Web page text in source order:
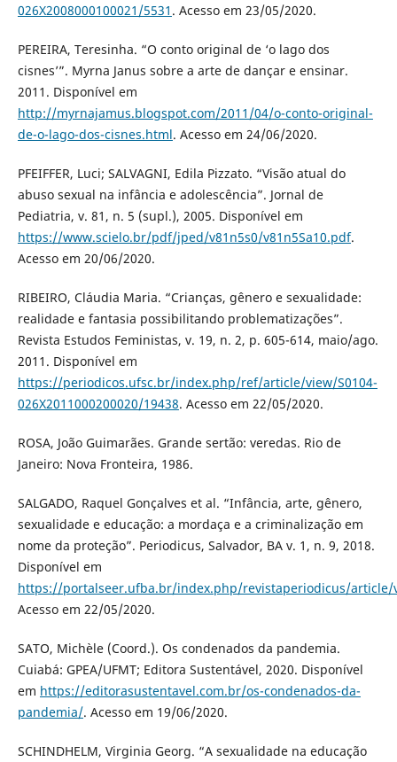
026X2008000100021/5531 . Acesso em 23/05/2020.
PEREIRA, Teresinha. “O conto original de ‘o lago dos
cisnes’”. Myrna Janus sobre a arte de dançar e ensinar.
2011. Disponível em
http://myrnajamus.blogspot.com/2011/04/o-conto-original-
de-o-lago-dos-cisnes.html. Acesso em 24/06/2020.
PFEIFFER, Luci; SALVAGNI, Edila Pizzato. “Visão atual do
abuso sexual na infância e adolescência”. Jornal de
Pediatria, v. 81, n. 5 (supl.), 2005. Disponível em
https://www.scielo.br/pdf/jped/v81n5s0/v81n5Sa10.pdf.
Acesso em 20/06/2020.
RIBEIRO, Cláudia Maria. “Crianças, gênero e sexualidade:
realidade e fantasia possibilitando problematizações”.
Revista Estudos Feministas, v. 19, n. 2, p. 605-614, maio/ago.
2011. Disponível em
https://periodicos.ufsc.br/index.php/ref/article/view/S0104-
026X2011000200020/19438. Acesso em 22/05/2020.
ROSA, João Guimarães. Grande sertão: veredas. Rio de
Janeiro: Nova Fronteira, 1986.
SALGADO, Raquel Gonçalves et al. “Infância, arte, gênero,
sexualidade e educação: a mordaça e a criminalização em
nome da proteção”. Periodicus, Salvador, BA v. 1, n. 9, 2018.
Disponível em
https://portalseer.ufba.br/index.php/revistaperiodicus/article/
Acesso em 22/05/2020.
SATO, Michèle (Coord.). Os condenados da pandemia.
Cuiabá: GPEA/UFMT; Editora Sustentável, 2020. Disponível
em https://editorasustentavel.com.br/os-condenados-da-
pandemia/. Acesso em 19/06/2020.
SCHINDHELM, Virginia Georg. “A sexualidade na educação